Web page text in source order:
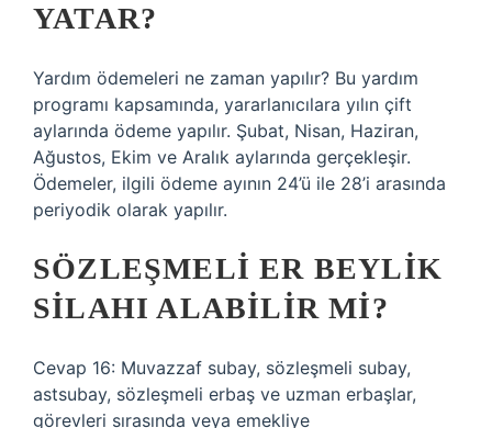
YATAR?
Yardım ödemeleri ne zaman yapılır? Bu yardım
programı kapsamında, yararlanıcılara yılın çift
aylarında ödeme yapılır. Şubat, Nisan, Haziran,
Ağustos, Ekim ve Aralık aylarında gerçekleşir.
Ödemeler, ilgili ödeme ayının 24’ü ile 28’i arasında
periyodik olarak yapılır.
SÖZLEŞMELI ER BEYLIK
SILAHI ALABILIR MI?
Cevap 16: Muvazzaf subay, sözleşmeli subay,
astsubay, sözleşmeli erbaş ve uzman erbaşlar,
görevleri sırasında veya emekliye